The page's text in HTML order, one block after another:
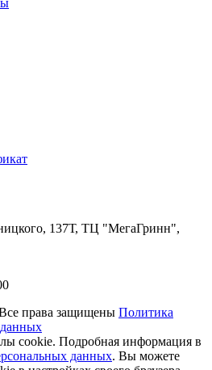
137Т, ТЦ "МегаГринн",
права защищены Политика
cookie. Подробная информация в
данных. Вы можете